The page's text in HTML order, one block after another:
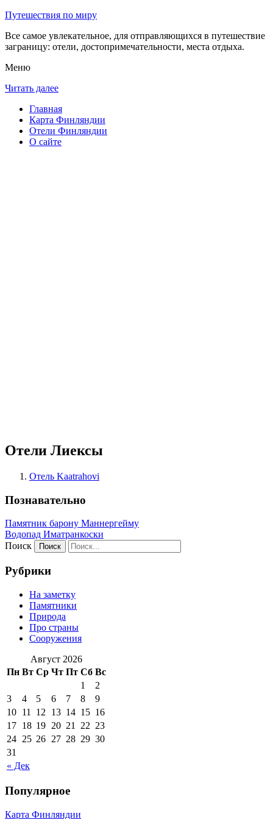
Путешествия по миру
Все самое увлекательное, для отправляющихся в путешествие
заграницу: отели, достопримечательности, места отдыха.
Меню
Читать далее
Главная
Карта Финляндии
Отели Финляндии
О сайте
Отели Лиексы
Отель Kaatrahovi
Познавательно
Памятник барону Маннергейму
Водопад Иматранкоски
Поиск
Рубрики
На заметку
Памятники
Природа
Про страны
Сооружения
Август 2026
Пн Вт Ср Чт Пт Сб Вс
« Дек
1
2
3
4 5 6 7 8
9
10 11 12 13 14 15 16
17 18 19 20 21 22 23
24 25 26 27 28 29 30
31
Популярное
Карта Финляндии